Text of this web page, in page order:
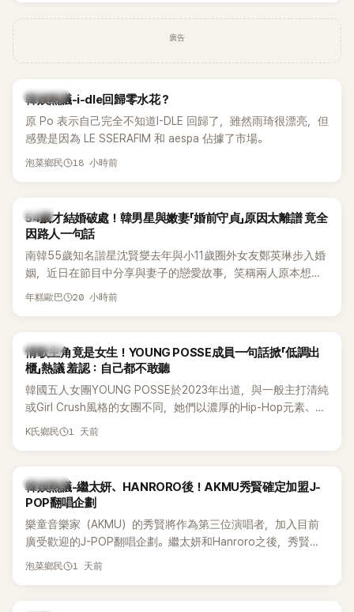
廣告
熱議討論
韓娛熱議-i-dle回歸零水花？
原 Po 表示自己完全不知道I-DLE 回歸了，雖然雨琦很漂亮，但
感覺是因為 LE SSERAFIM 和 aespa 佔據了市場。
泡菜鄉民 18 小時前
韓星
54歲才結婚破處！韓男星與嫩妻「婚前守貞」原因太離譜 竟全
因路人一句話
南韓55歲知名諧星沈賢燮去年與小11歲圈外女友鄭英琳步入婚
姻，近日在節目中分享與妻子的戀愛故事，笑稱兩人原本想享
受兩人世界，沒想到站在飯店門口時竟被路人認出，還一路替
年糕歐巴 20 小時前
K-POP
情歌主角竟是女生！YOUNG POSSE成員一句話掀「低調出
櫃」熱議 羞認：自己都不敢聽
韓國五人女團YOUNG POSSE於2023年出道，與一般主打清純
或Girl Crush風格的女團不同，她們以濃厚的Hip-Hop元素、自
創Rap及成員親自參與創作為特色，MV也融入美式街頭、塗
為第五代女團中極具辨識度的新生代代表之一。
K氏鄉民 1 天前
熱議討論
韓娛熱議-繼太妍、HANRORO後！AKMU秀賢確定加盟J-
POP翻唱企劃
樂童音樂家（AKMU）的秀賢將作為第三位演唱者，加入目前
廣受歡迎的J-POP翻唱企劃。繼太妍和Hanroro之後，秀賢已
獲選為第三首翻唱歌曲的主唱，並於近期完成錄音。
泡菜鄉民 1 天前